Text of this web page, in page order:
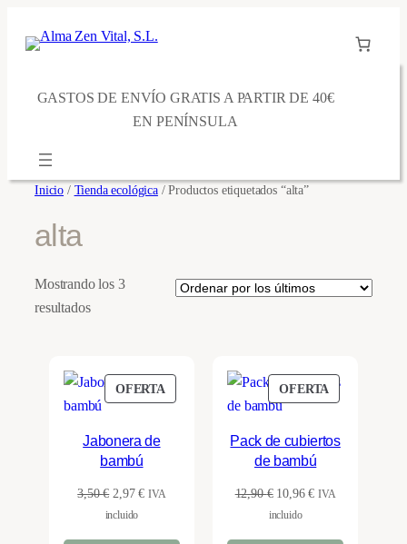
GASTOS DE ENVÍO GRATIS A PARTIR DE 40€
EN PENÍNSULA
Inicio / Tienda ecológica/ Productos etiquetados “alta”
alta
Mostrando los 3
resultadosOrdenado
últimos
OFERTA PRODUCTO
EN
Jabonera de
bambú
3,50€ El
precio
2,97€ElIVA
incluido
OFERTA PRODUCTO
EN
Pack de cubiertos
de bambú
12,90€ El
precio
10,96€ElIVA
incluido